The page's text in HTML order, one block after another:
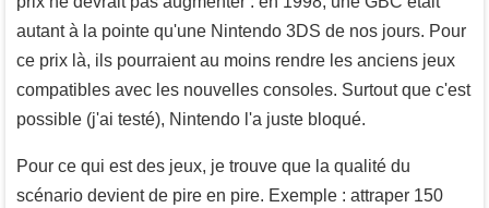
autant à la pointe qu'une Nintendo 3DS de nos jours. Pour
ce prix là, ils pourraient au moins rendre les anciens jeux
compatibles avec les nouvelles consoles. Surtout que c'est
possible (j'ai testé), Nintendo l'a juste bloqué.
Pour ce qui est des jeux, je trouve que la qualité du
scénario devient de pire en pire. Exemple : attraper 150